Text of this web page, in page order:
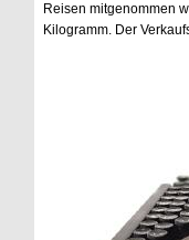
Reisen mitgenommen
Kilogramm. Der